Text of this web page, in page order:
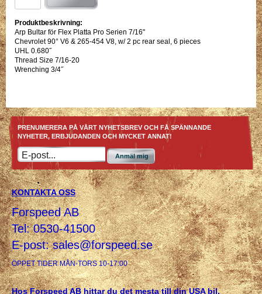
Produktbeskrivning:
Arp Bultar för Flex Platta Pro Serien 7/16"
Chevrolet 90° V6 & 265-454 V8, w/ 2 pc rear seal, 6 pieces
UHL 0.680˝
Thread Size 7/16-20
Wrenching 3/4˝
PRENUMERERA PÅ VÅRT NYHETSBREV OCH FÅ SPÄNNANDE
NYHETER, ERBJUDANDEN OCH MYCKET ANNAT!
Anmäl mig
KONTAKTA OSS
Forspeed AB
Tel: 0530-41500
E-post:sales@forspeed.se
ÖPPET TIDER MÅN-TORS 10-17:00
Hos Forspeed AB hittar du det mesta till din USA bil,